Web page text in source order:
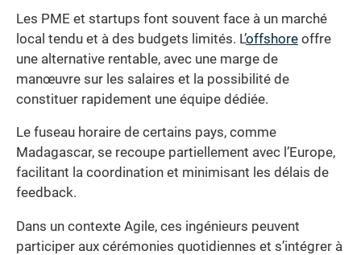
Les PME et startups font souvent face à un marché
local tendu et à des budgets limités. L’offshore offre
une alternative rentable, avec une marge de
manœuvre sur les salaires et la possibilité de
constituer rapidement une équipe dédiée.
Le fuseau horaire de certains pays, comme
Madagascar, se recoupe partiellement avec l’Europe,
facilitant la coordination et minimisant les délais de
feedback.
Dans un contexte Agile, ces ingénieurs peuvent
participer aux cérémonies quotidiennes et s’intégrer à